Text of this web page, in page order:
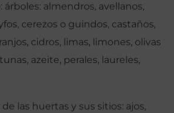
árboles: almendros, avellanos,
cerezos o guindos, castaños,
cidros, limas, limones, olivas
azeite, perales, laureles,
las huertas y sus sitios: ajos,